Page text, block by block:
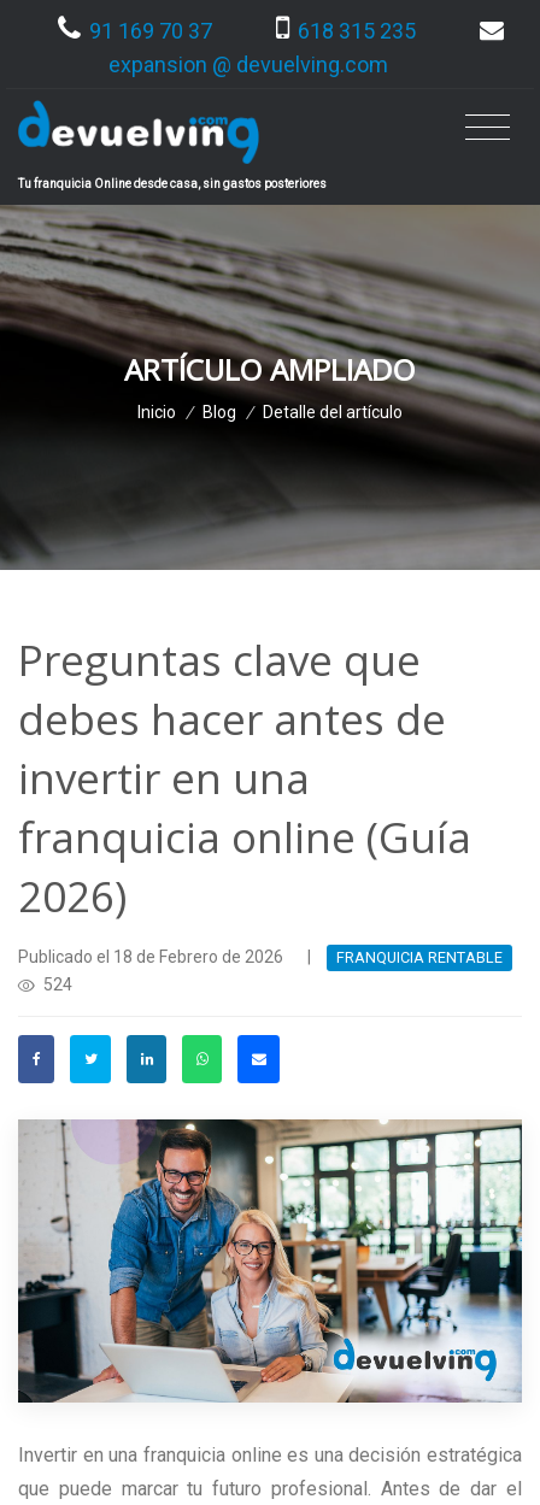
91 169 70 37
618 315 235
expansion @ devuelving.com
Tu franquicia Online desde casa, sin gastos posteriores
ARTÍCULO AMPLIADO
Inicio / Blog / Detalle del artículo
Preguntas clave que
debes hacer antes de
invertir en una
franquicia online (Guía
2026)
Publicado el 18 de Febrero de 2026 FRANQUICIA RENTABLE
524
Invertir en una franquicia online es una decisión estratégica
que puede marcar tu futuro profesional. Antes de dar el